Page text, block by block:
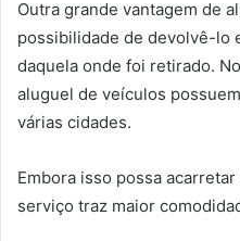
Outra grande vantagem de
possibilidade de devolvê-lo
daquela onde foi retirado.
aluguel de veículos
várias cidades.
Embora isso possa
serviço traz maior